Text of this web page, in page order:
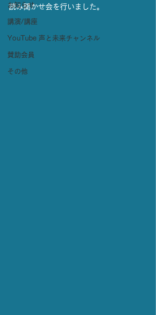
お知らせ
講演/講座
YouTube 声と未来チャンネル
賛助会員
その他
読み聞かせ会を行いました。